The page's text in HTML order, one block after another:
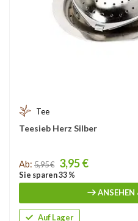
Tee
Teesieb Herz Silber
Price
Ab: 5,95 € 3,95 €
Sie sparen 33 %
ANSEHEN
Auf Lager